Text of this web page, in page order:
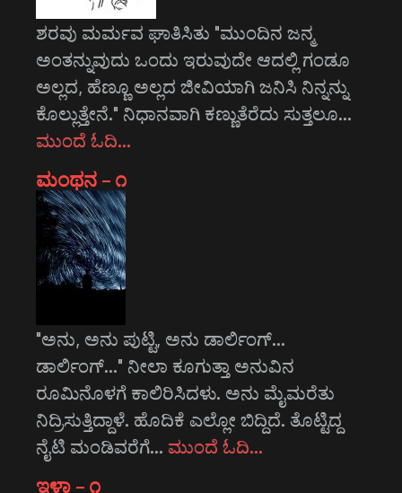
ಶರವು ಮರ್ಮವ ಘಾತಿಸಿತು "ಮುಂದಿನ ಜನ್ಮ
ಅಂತನ್ನುವುದು ಒಂದು ಇರುವುದೇ ಆದಲ್ಲಿ ಗಂಡೂ
ಅಲ್ಲದ, ಹೆಣ್ಣೂ ಅಲ್ಲದ ಜೀವಿಯಾಗಿ ಜನಿಸಿ ನಿನ್ನನ್ನು
ಕೊಲ್ಲುತ್ತೇನೆ." ನಿಧಾನವಾಗಿ ಕಣ್ಣುತೆರೆದು ಸುತ್ತಲೂ…
ಮುಂದೆ ಓದಿ…
ಮಂಥನ – ೧
"ಅನು, ಅನು ಪುಟ್ಟಿ, ಅನು ಡಾರ್ಲಿಂಗ್...
ಡಾರ್ಲಿಂಗ್..." ನೀಲಾ ಕೂಗುತ್ತಾ ಅನುವಿನ
ರೂಮಿನೊಳಗೆ ಕಾಲಿರಿಸಿದಳು. ಅನು ಮೈಮರೆತು
ನಿದ್ರಿಸುತ್ತಿದ್ದಾಳೆ. ಹೊದಿಕೆ ಎಲ್ಲೋ ಬಿದ್ದಿದೆ. ತೊಟ್ಟಿದ್ದ
ನೈಟಿ ಮಂಡಿವರೆಗೆ… ಮುಂದೆ ಓದಿ…
ಇಳಾ – ೧